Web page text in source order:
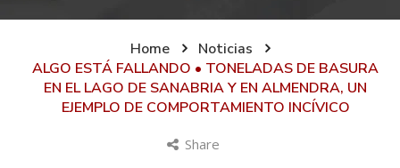
Home
Noticias
ALGO ESTÁ FALLANDO • TONELADAS DE BASURA
EN EL LAGO DE SANABRIA Y EN ALMENDRA, UN
EJEMPLO DE COMPORTAMIENTO INCÍVICO
Share